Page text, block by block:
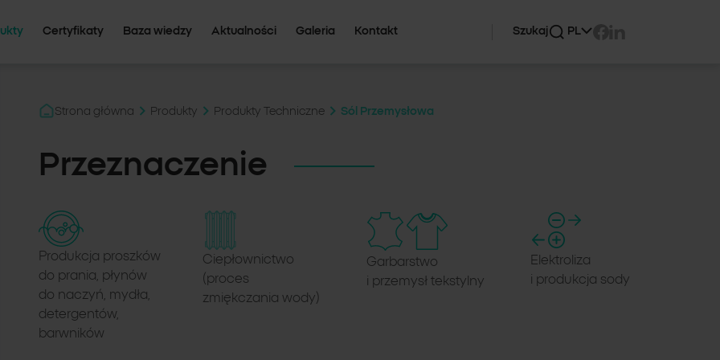
Certyfikaty Baza wiedzy Aktualności Galeria Kontakt Szukaj PL
Strona główna Produkty Produkty Techniczne Sól Przemysłowa
Przeznaczenie
Produkcja proszków
do prania, płynów
do naczyń, mydła,
detergentów,
barwników
Ciepłownictwo
(proces
zmiękczania wody)
Garbarstwo
i przemysł tekstylny
Elektroliza
i produkcja sody